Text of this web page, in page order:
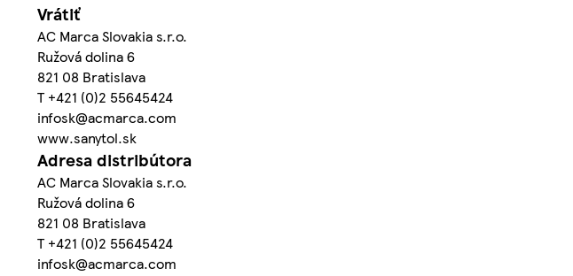
Vrátiť
AC Marca Slovakia s.r.o.
Ružová dolina 6
821 08 Bratislava
T +421 (0)2 55645424
infosk@acmarca.com
www.sanytol.sk
Adresa distribútora
AC Marca Slovakia s.r.o.
Ružová dolina 6
821 08 Bratislava
T +421 (0)2 55645424
infosk@acmarca.com